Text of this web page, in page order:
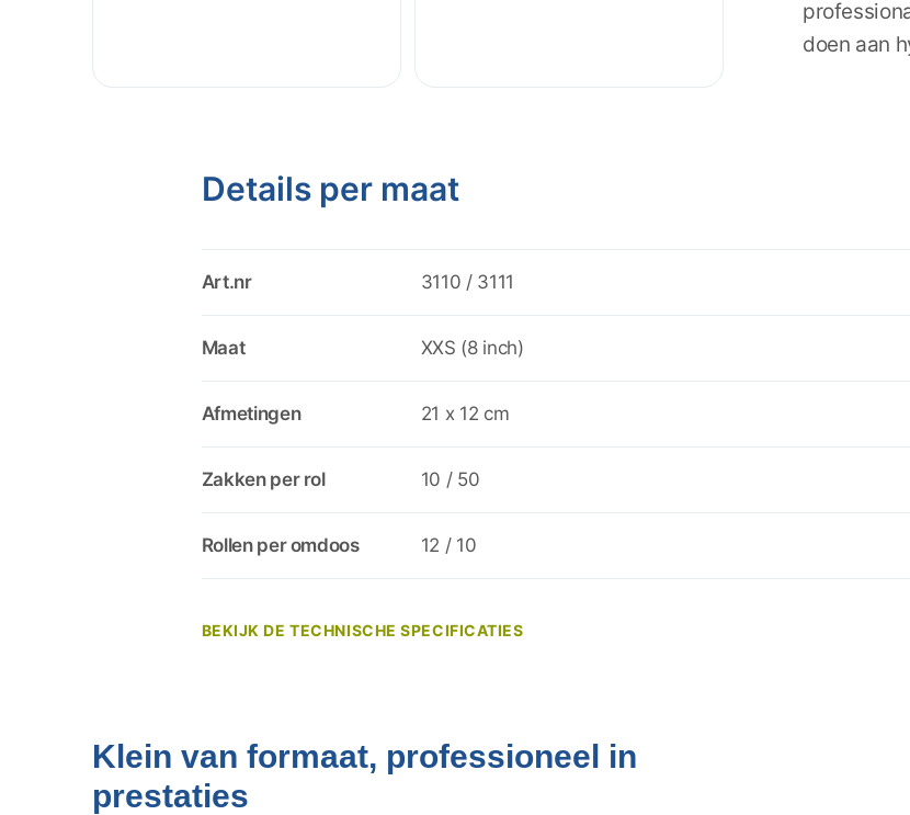
doen aan
Details per maat
Art.nr 3110 / 3111
Maat XXS (8 inch)
Afmetingen 21 x 12 cm
Zakken per rol 10 / 50
Rollen per omdoos 12 / 10
BEKIJK DE TECHNISCHE SPECIFICATIES
Klein van formaat, professioneel in
prestaties